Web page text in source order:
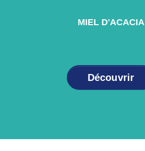
MIEL D'ACACIA
Découvrir